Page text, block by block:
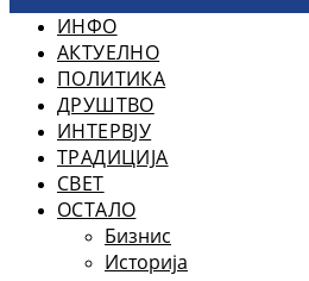
ИНФО
АКТУЕЛНО
ПОЛИТИКА
ДРУШТВО
ИНТЕРВЈУ
ТРАДИЦИЈА
СВЕТ
ОСТАЛО
Бизнис
Историја